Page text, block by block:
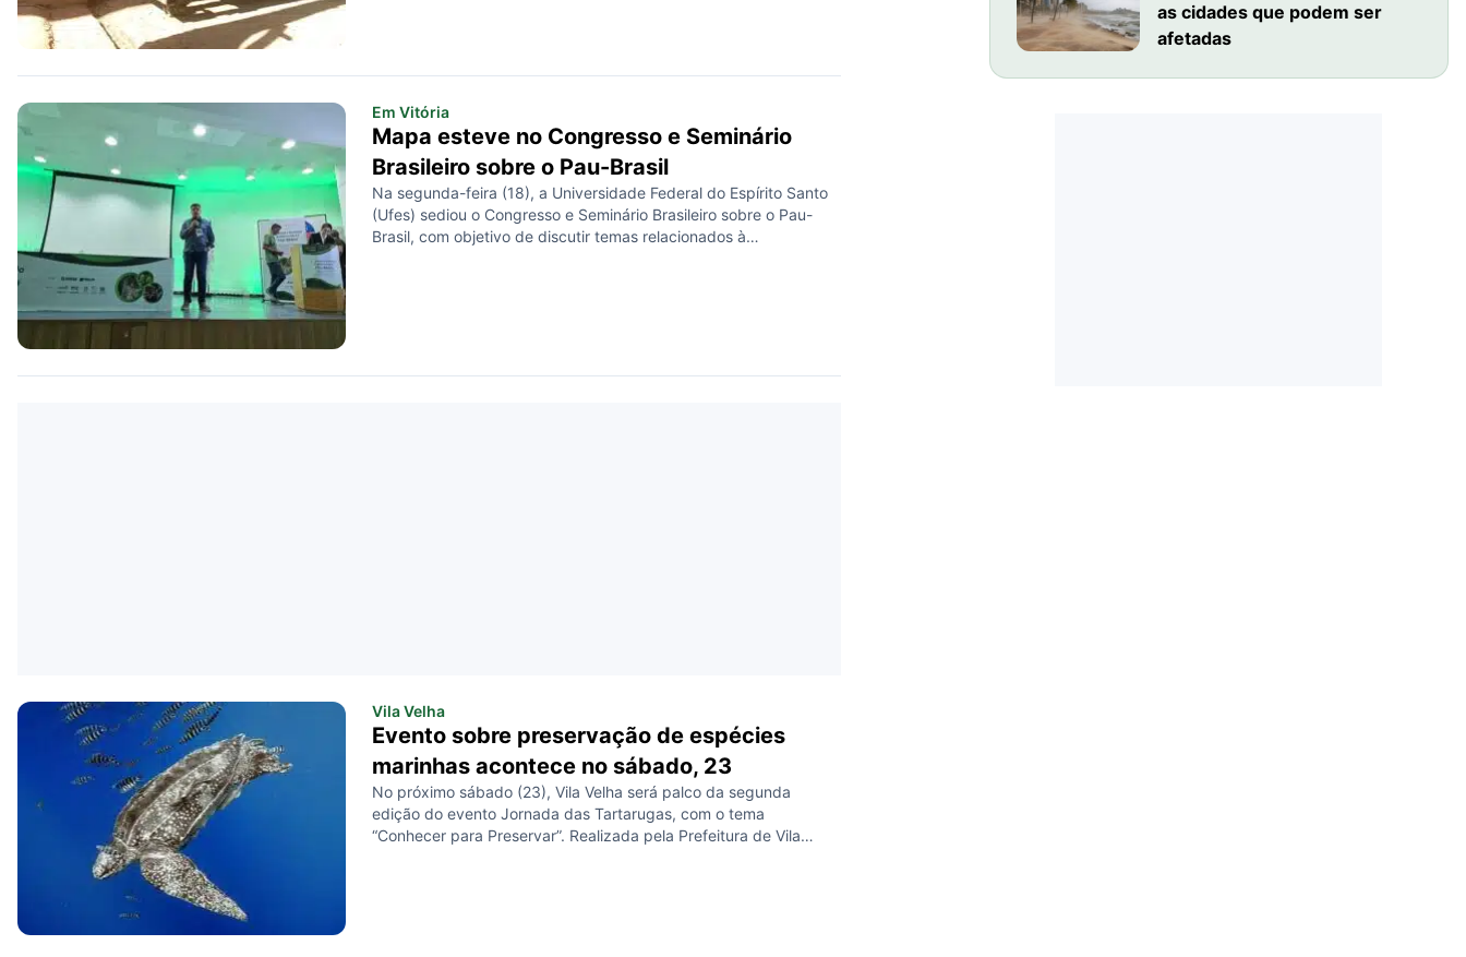
Em Vitória
Mapa esteve no Congresso e Seminário
Brasileiro sobre o Pau-Brasil
Na segunda-feira (18), a Universidade Federal do Espírito Santo
(Ufes) sediou o Congresso e Seminário Brasileiro sobre o Pau-
Brasil, com objetivo de discutir temas relacionados à
Vila Velha
​Evento sobre preservação de espécies
marinhas acontece no sábado, 23
No próximo sábado (23), Vila Velha será palco da segunda
edição do evento Jornada das Tartarugas, com o tema
“Conhecer para Preservar”. Realizada pela Prefeitura de Vila
as cidades que podem ser
afetadas